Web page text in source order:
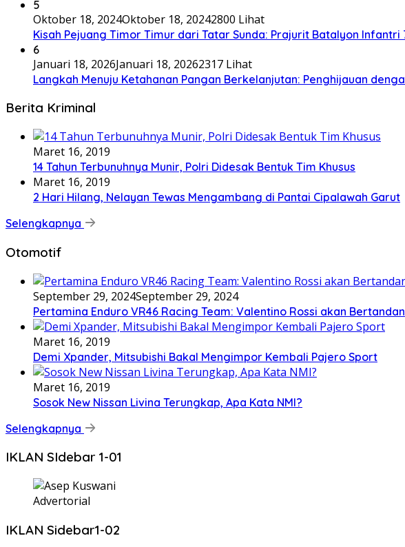
5
Oktober 18, 2024Oktober 18, 20242800 Lihat
Kisah Pejuang Timor Timur dari Tatar Sunda: Prajurit Batalyon Infantri
6
Januari 18, 2026Januari 18, 20262317 Lihat
Langkah Menuju Ketahanan Pangan Berkelanjutan: Penghijauan
Berita Kriminal
Maret 16, 2019
14 Tahun Terbunuhnya Munir, Polri Didesak Bentuk Tim Khusus
Maret 16, 2019
2 Hari Hilang, Nelayan Tewas Mengambang di Pantai Cipalawah Garut
Selengkapnya
Otomotif
September 29, 2024September 29, 2024
Pertamina Enduro VR46 Racing Team: Valentino Rossi akan
Maret 16, 2019
Demi Xpander, Mitsubishi Bakal Mengimpor Kembali Pajero Sport
Maret 16, 2019
Sosok New Nissan Livina Terungkap, Apa Kata NMI?
Selengkapnya
IKLAN SIdebar 1-01
Advertorial
IKLAN Sidebar1-02